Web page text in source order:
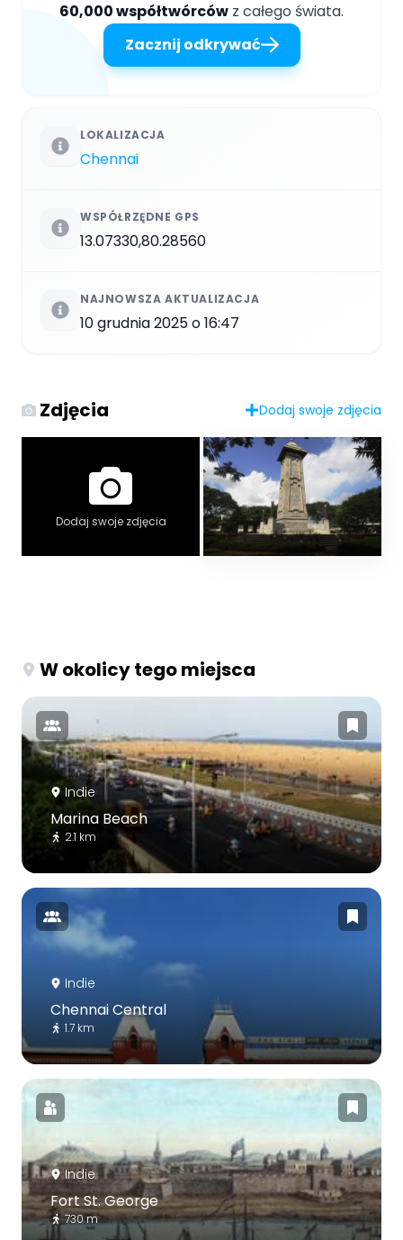
60,000 współtwórców z całego świata.
Zacznij odkrywać
LOKALIZACJA
Chennai
WSPÓŁRZĘDNE GPS
13.07330,80.28560
NAJNOWSZA AKTUALIZACJA
10 grudnia 2025 o 16:47
Zdjęcia Dodaj swoje zdjęcia
Dodaj swoje zdjęcia
W okolicy tego miejsca
Indie
Marina Beach
2.1 km
Indie
Chennai Central
1.7 km
Indie
Fort St. George
730 m